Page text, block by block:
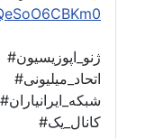
QeSoO6CBKm0
#ژنو_اپوزیسیون
#اتحاد_میلیونی
#شبکه_ایرانیاران
#کانال_یک